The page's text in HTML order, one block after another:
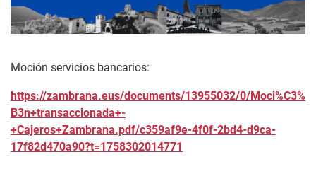
Moción servicios bancarios:
https://zambrana.eus/documents/13955032/0/Moci%C3%
B3n+transaccionada+-
+Cajeros+Zambrana.pdf/c359af9e-4f0f-2bd4-d9ca-
17f82d470a90?t=1758302014771